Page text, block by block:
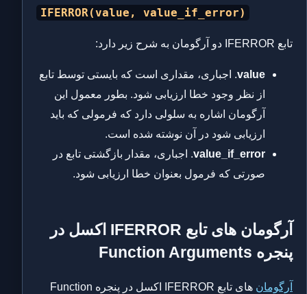
IFERROR(value, value_if_error)
تابع IFERROR دو آرگومان به شرح زیر دارد:
value. اجباری، مقداری است که بایستی توسط تابع
از نظر وجود خطا ارزیابی شود. بطور معمول این
آرگومان اشاره به سلولی دارد که فرمولی که باید
ارزیابی شود در آن نوشته شده است.
value_if_error. اجباری، مقدار بازگشتی تابع در
صورتی که فرمول بعنوان خطا ارزیابی شود.
آرگومان های تابع IFERROR اکسل در
پنجره Function Arguments
آرگومان
های تابع IFERROR اکسل در پنجره Function